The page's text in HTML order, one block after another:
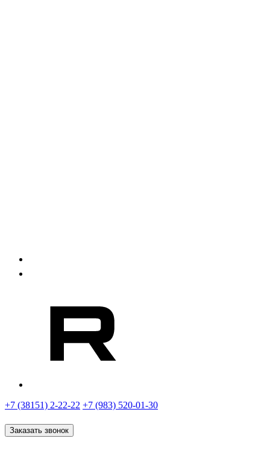
+7 (38151) 2-22-22 +7 (983) 520-01-30
Заказать звонок